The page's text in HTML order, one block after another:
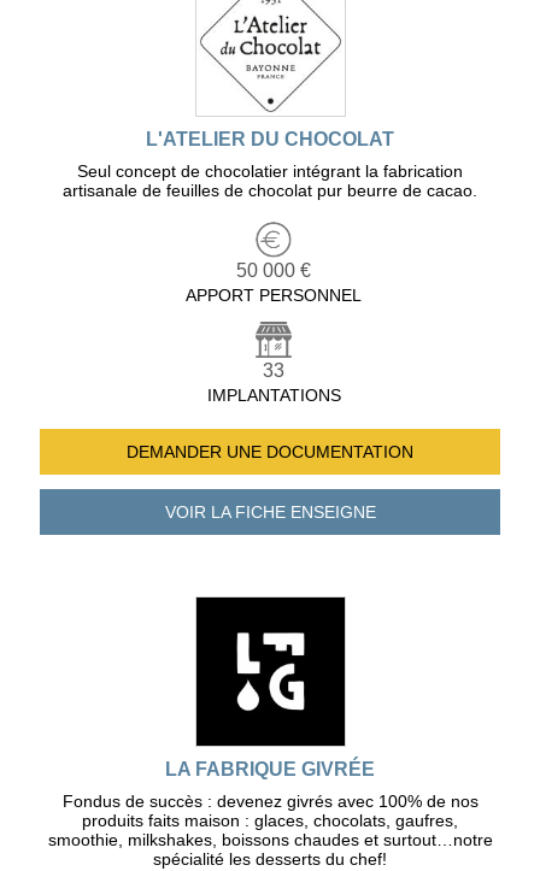
L'ATELIER DU CHOCOLAT
Seul concept de chocolatier intégrant la fabrication
artisanale de feuilles de chocolat pur beurre de cacao.
50 000 €
APPORT PERSONNEL
33
IMPLANTATIONS
DEMANDER UNE DOCUMENTATION
VOIR LA FICHEENSEIGNE
LA FABRIQUE GIVRÉE
Fondus de succès : devenez givrés avec 100% de nos
produits faits maison : glaces, chocolats, gaufres,
smoothie, milkshakes, boissons chaudes et surtout…notre
spécialité les desserts du chef!